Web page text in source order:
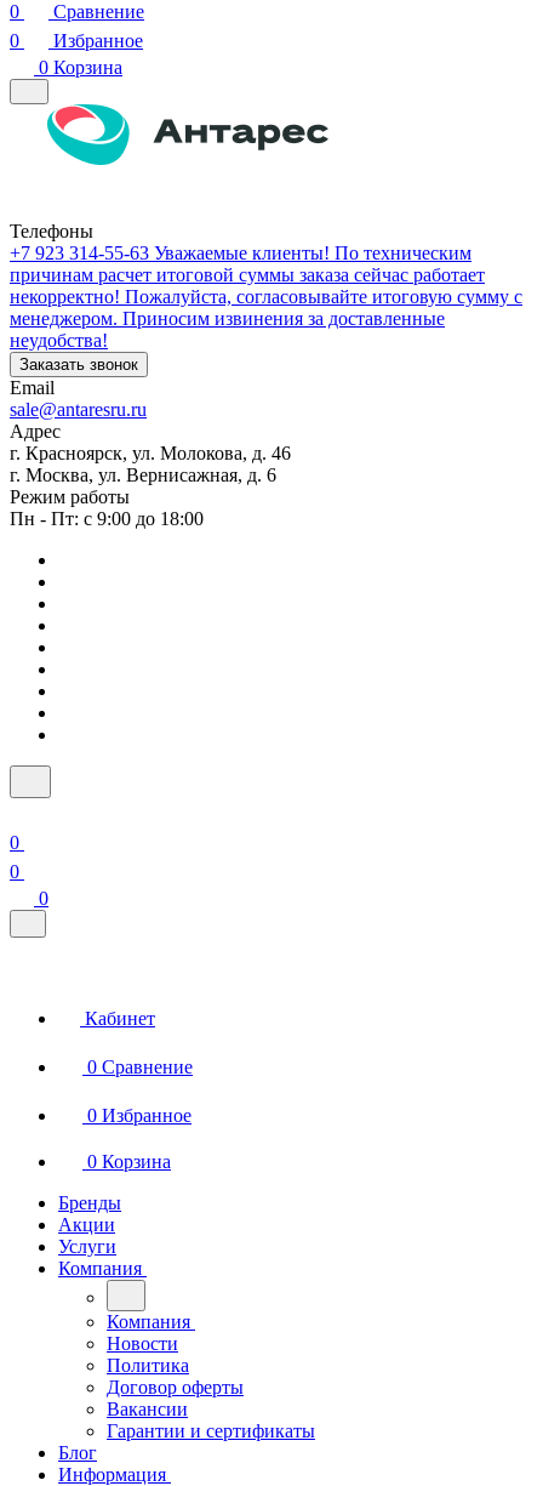
0
Сравнение
0
Избранное
0 Корзина
Телефоны
+7 923 314-55-63 Уважаемые клиенты! По техническим
причинам расчет итоговой суммы заказа сейчас работает
некорректно! Пожалуйста, согласовывайте итоговую сумму с
менеджером. Приносим извинения за доставленные
неудобства!
Заказать звонок
Email
sale@antaresru.ru
Адрес
г. Красноярск, ул. Молокова, д. 46
г. Москва, ул. Вернисажная, д. 6
Режим работы
Пн - Пт: с 9:00 до 18:00
0
0
0
Кабинет
0 Сравнение
0 Избранное
0 Корзина
Бренды
Акции
Услуги
Компания
Компания
Новости
Политика
Договор оферты
Вакансии
Гарантии и сертификаты
Блог
Информация